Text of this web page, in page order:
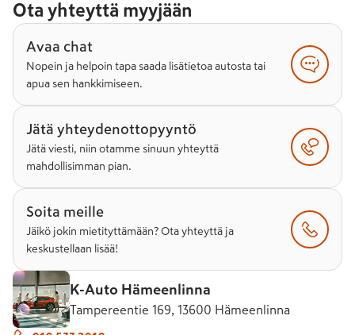
Ota yhteyttä myyjään
Avaa chat
Nopein ja helpoin tapa saada lisätietoa autosta tai
apua sen hankkimiseen.
Jätä yhteydenottopyyntö
Jätä viesti, niin otamme sinuun yhteyttä
mahdollisimman pian.
Soita meille
Jäikö jokin mietityttämään? Ota yhteyttä ja
keskustellaan lisää!
K-Auto Hämeenlinna
Tampereentie 169, 13600 Hämeenlinna